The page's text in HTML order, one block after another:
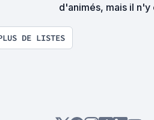
d'animés, mais il n'y
DE LISTES